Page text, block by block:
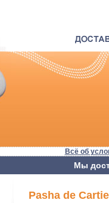
Всё об
Мы
Pasha de